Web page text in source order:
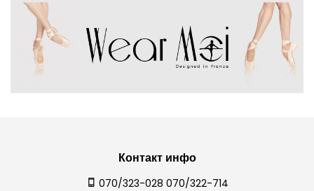
Контакт инфо
070/323-028 070/322-714